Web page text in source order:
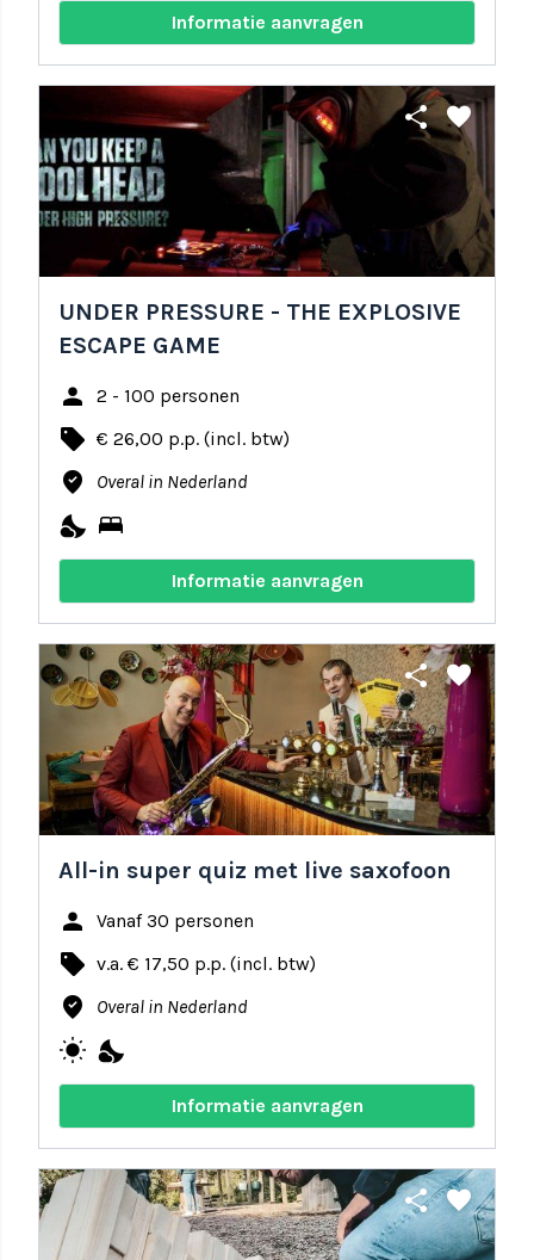
Informatie aanvragen
share favorite
UNDER PRESSURE - THE EXPLOSIVE
ESCAPE GAME
person 2 - 100 personen
local_offer € 26,00 p.p. (incl. btw)
where_to_vote Overal in Nederland
nights_stay bed
Informatie aanvragen
share favorite
All-in super quiz met live saxofoon
person Vanaf 30 personen
local_offer v.a. € 17,50 p.p. (incl. btw)
where_to_vote Overal in Nederland
wb_sunny nights_stay
Informatie aanvragen
share favorite